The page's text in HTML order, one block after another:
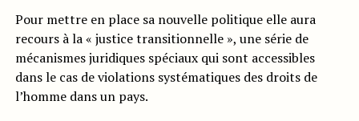
Pour mettre en place sa nouvelle politique elle aura
recours à la « justice transitionnelle », une série de
mécanismes juridiques spéciaux qui sont accessibles
dans le cas de violations systématiques des droits de
l’homme dans un pays.